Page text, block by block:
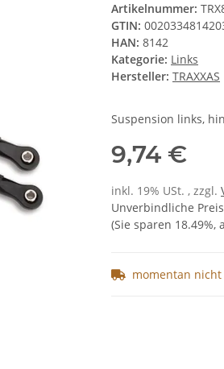
Artikelnummer:
GTIN:
HAN: 8142
Kategorie: Links
Hersteller: TRAXXAS
Suspension links,
9,74 €
inkl. 19% USt. , zzgl.
Unverbindliche
(Sie sparen 18.49%,
momentan nicht